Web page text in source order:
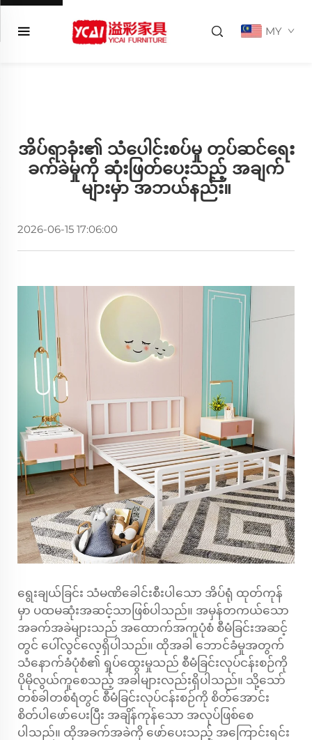
MY
အိပ်ရာခုံး၏ သံပေါင်းစပ်မှု တပ်ဆင်ရေး
ခက်ခဲမှုကို ဆုံးဖြတ်ပေးသည့် အချက်
များမှာ အဘယ်နည်း။
2026-06-15 17:06:00
ရွေးချယ်ခြင်း သံမဏိခေါင်းစီးပါသော အိပ်ရုံ ထုတ်ကုန်
မှာ ပထမဆုံးအဆင့်သာဖြစ်ပါသည်။ အမှန်တကယ်သော
အခက်အခဲများသည် အထောက်အကူပုံစံ စီမံခြင်းအဆင့်
တွင် ပေါ်လွင်လေ့ရှိပါသည်။ ထိုအခါ ဘောင်ခံမှုအတွက်
သံနောက်ခံပုံစံ၏ ရှုပ်ထွေးမှုသည် စီမံခြင်းလုပ်ငန်းစဉ်ကို
ပိုမိုလွယ်ကူစေသည့် အခါများလည်းရှိပါသည်။ သို့သော်
တစ်ခါတစ်ရံတွင် စီမံခြင်းလုပ်ငန်းစဉ်ကို စိတ်အောင်း
စိတ်ပါဖော်ပေးပြီး အချိန်ကုန်သော အလုပ်ဖြစ်စေ
ပါသည်။ ထိုအခက်အခဲကို ဖော်ပေးသည့် အကြောင်းရင်း